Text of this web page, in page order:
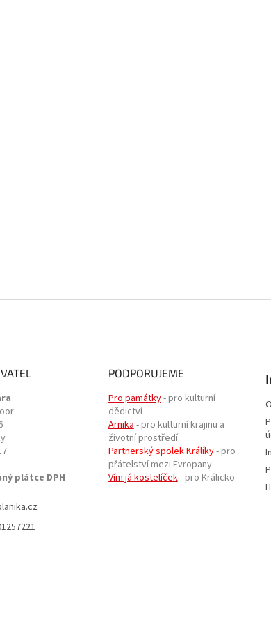
plátce DPH
PODPORUJEME
Pro památky- pro kulturní
dědictví
Arnika - pro kulturní krajinu a
životní prostředí
Partnerský spolek Králíky- pro
přátelství mezi Evropany
Vím já kostelíček- pro Králicko